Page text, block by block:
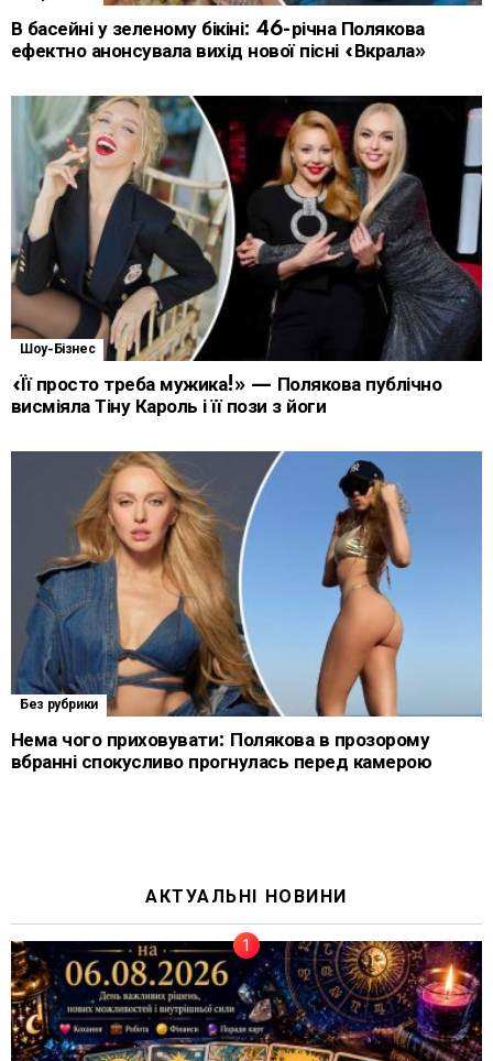
В басейні у зеленому бікіні: 46-річна Полякова
ефектно анонсувала вихід нової пісні «Вкрала»
Шоу-Бізнес
«Її просто треба мужика!» — Полякова публічно
висміяла Тіну Кароль і її пози з йоги
Без рубрики
Нема чого приховувати: Полякова в прозорому
вбранні спокусливо прогнулась перед камерою
АКТУАЛЬНІ НОВИНИ